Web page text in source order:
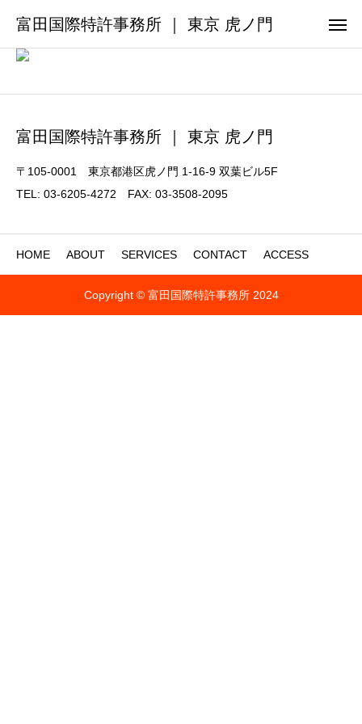
富田国際特許事務所 ｜ 東京 虎ノ門
富田国際特許事務所 ｜ 東京 虎ノ門
〒105-0001 東京都港区虎ノ門 1-16-9 双葉ビル5F
TEL: 03-6205-4272 FAX: 03-3508-2095
HOME ABOUT SERVICES CONTACT ACCESS
Copyright © 富田国際特許事務所 2024